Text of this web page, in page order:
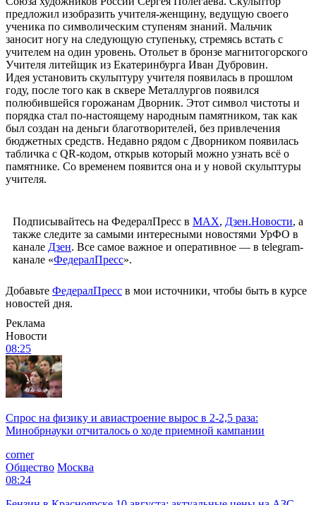
предложил изобразить учителя-женщину, ведущую своего
ученика по символическим ступеням знаний. Мальчик
заносит ногу на следующую ступеньку, стремясь встать с
учителем на один уровень. Отольет в бронзе магнитогорского
Учителя литейщик из Екатеринбурга Иван Дубровин.
Идея установить скульптуру учителя появилась в прошлом
году, после того как в сквере Металлургов появился
полюбившейся горожанам Дворник. Этот символ чистоты и
порядка стал по-настоящему народным памятником, так как
был создан на деньги благотворителей, без привлечения
бюджетных средств. Недавно рядом с Дворником появилась
табличка с QR-кодом, открыв который можно узнать всё о
памятнике. Со временем появится она и у новой скульптуры
учителя.
Подписывайтесь на ФедералПресс в МАХ, Дзен.Новости, а
также следите за самыми интересными новостями УрФО в
канале Дзен. Все самое важное и оперативное — в telegram-
канале «ФедералПресс».
Добавьте ФедералПресс в мои источники, чтобы быть в курсе
новостей дня.
Реклама
Новости
08:25
Спрос на физику и авиастроение вырос в 2-2,5 раза:
Минобрнауки отчиталось о ходе приемной кампании
corner
Общество Москва
08:24